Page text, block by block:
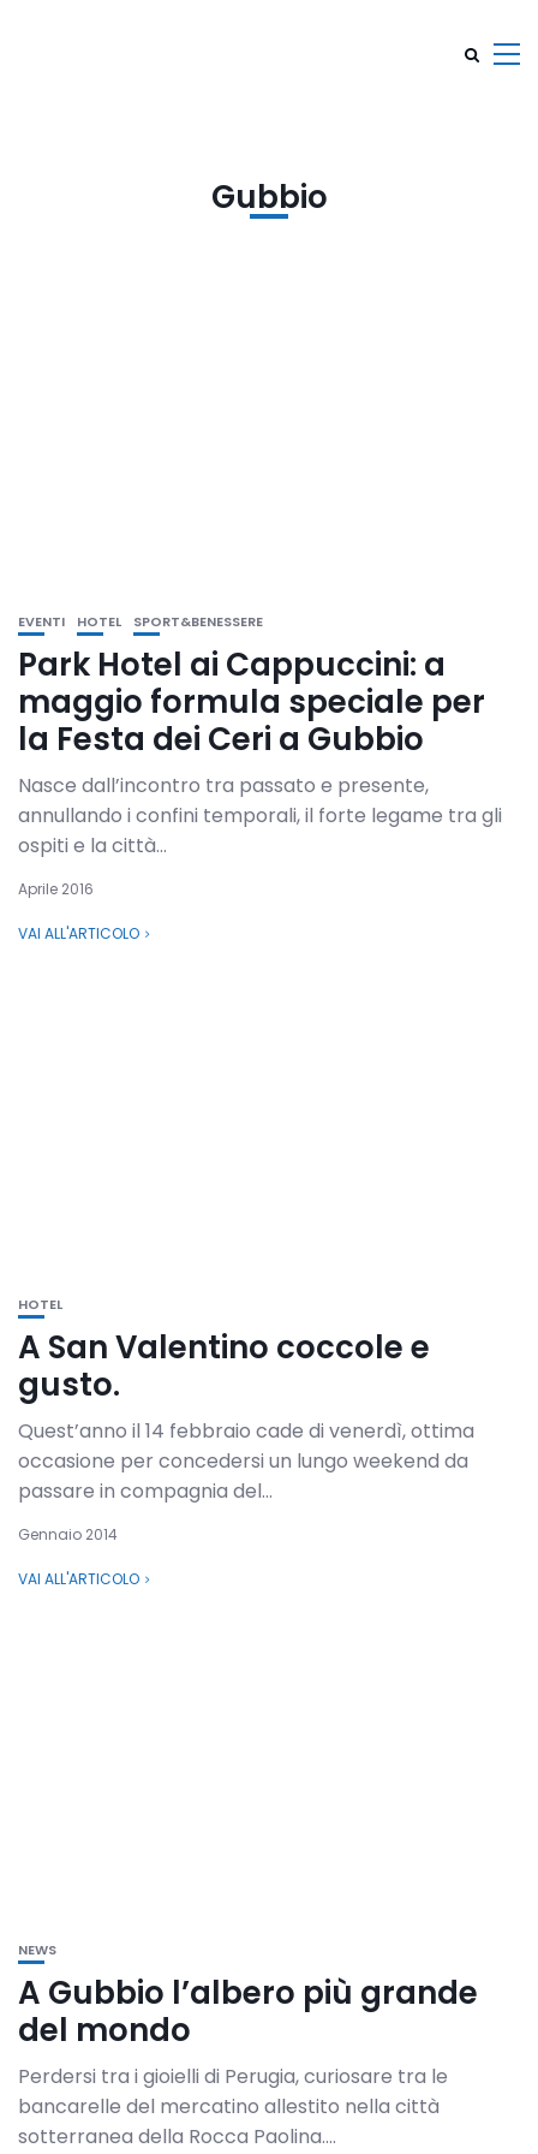
Gubbio
EVENTI HOTEL SPORT&BENESSERE
Park Hotel ai Cappuccini: a
maggio formula speciale per
la Festa dei Ceri a Gubbio
Nasce dall’incontro tra passato e presente,
annullando i confini temporali, il forte legame tra gli
ospiti e la città...
Aprile 2016
VAI ALL'ARTICOLO
HOTEL
A San Valentino coccole e
gusto.
Quest’anno il 14 febbraio cade di venerdì, ottima
occasione per concedersi un lungo weekend da
passare in compagnia del...
Gennaio 2014
VAI ALL'ARTICOLO
NEWS
A Gubbio l’albero più grande
del mondo
Perdersi tra i gioielli di Perugia, curiosare tra le
bancarelle del mercatino allestito nella città
sotterranea della Rocca Paolina....